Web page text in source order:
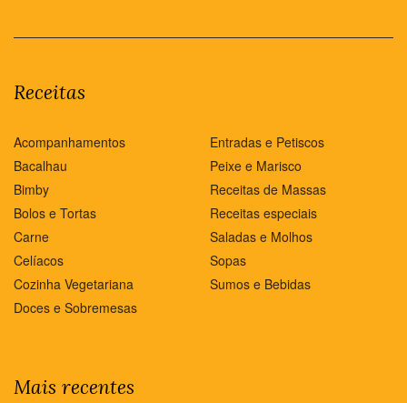
Receitas
Acompanhamentos
Bacalhau
Bimby
Bolos e Tortas
Carne
Celíacos
Cozinha Vegetariana
Doces e Sobremesas
Entradas e Petiscos
Peixe e Marisco
Receitas de Massas
Receitas especiais
Saladas e Molhos
Sopas
Sumos e Bebidas
Mais recentes